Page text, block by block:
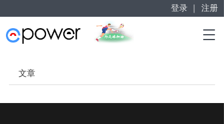
T
l
n
赋能“大众创业”
掘金万亿企业服务市场！
登录 ｜ 注册
文章